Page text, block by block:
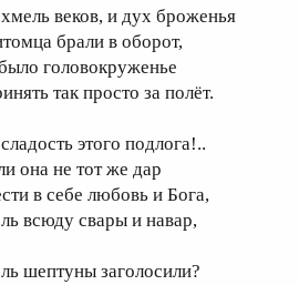
веков, и дух броженья
брали в оборот,
головокруженье
так просто за полёт.
этого подлога!..
она не тот же дар
в себе любовь и Бога,
всюду свары и навар,
шептуны заголосили?